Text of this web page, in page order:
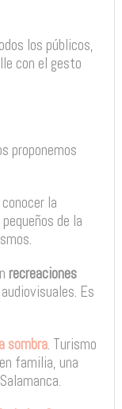
los públicos,
con el gesto
proponemos
la
de la
recreaciones
Es
sombra. Turismo
familia, una